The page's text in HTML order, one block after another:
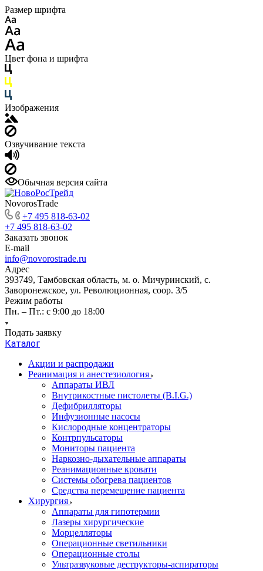
Размер шрифта
Цвет фона и шрифта
Изображения
Озвучивание текста
Обычная версия сайта
NovorosTrade
+7 495 818-63-02
+7 495 818-63-02
Заказать звонок
E-mail
info@novorostrade.ru
Адрес
393749, Тамбовская область, м. о. Мичуринский, с.
Заворонежское, ул. Революционная, соор. 3/5
Режим работы
Пн. – Пт.: с 9:00 до 18:00
Подать заявку
Каталог
Акции и распродажи
Реанимация и анестезиология
Аппараты ИВЛ
Внутрикостные пистолеты (B.I.G.)
Дефибрилляторы
Инфузионные насосы
Кислородные концентраторы
Контрпульсаторы
Мониторы пациента
Наркозно-дыхательные аппараты
Реанимационные кровати
Системы обогрева пациентов
Средства перемещение пациента
Хирургия
Аппараты для гипотермии
Лазеры хирургические
Морцелляторы
Операционные светильники
Операционные столы
Ультразвуковые деструкторы-аспираторы